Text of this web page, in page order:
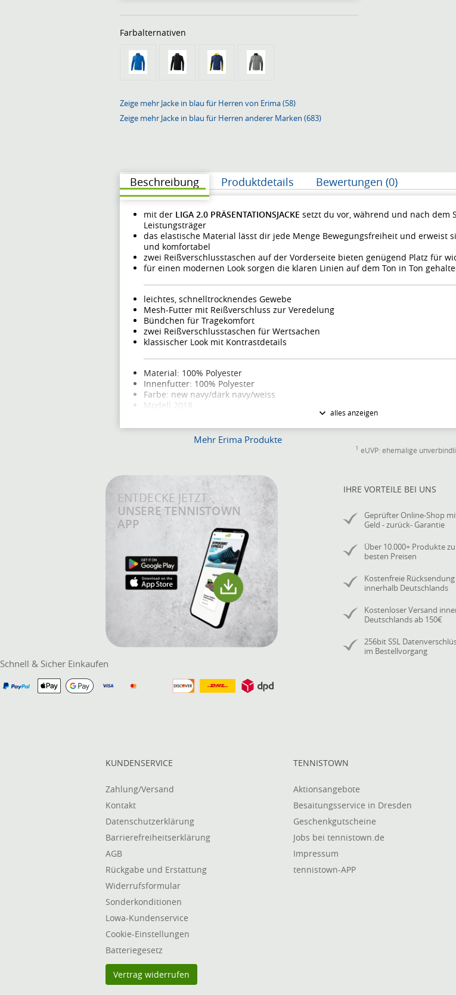
Farbalternativen
Zeige mehr Jacke in blau für Herren von Erima (58)
Zeige mehr Jacke in blau für Herren anderer Marken (683)
Beschreibung Produktdetails Bewertungen (0)
mit der LIGA 2.0 PRÄSENTATIONSJACKE setzt du vor, während und nach dem
Leistungsträger
das elastische Material lässt dir jede Menge Bewegungsfreiheit und erweist
und komfortabel
zwei Reißverschlusstaschen auf der Vorderseite bieten genügend Platz für
für einen modernen Look sorgen die klaren Linien auf dem Ton in Ton
leichtes, schnelltrocknendes Gewebe
Mesh-Futter mit Reißverschluss zur Veredelung
Bündchen für Tragekomfort
zwei Reißverschlusstaschen für Wertsachen
klassischer Look mit Kontrastdetails
Material: 100% Polyester
Innenfutter: 100% Polyester
Farbe: new navy/dark navy/weiss
Modell 2018
Preisalarm für Erima Trainingsjacke Liga 2.0 dunkelblau/weiss Herren
alles anzeigen
Mehr Erima Produkte
1 eUVP: ehemalige
ENTDECKE JETZT
UNSERE TENNISTOWN
APP
IHRE VORTEILE BEI UNS
Geprüfter Online-Shop
Geld - zurück- Garantie
Über 10.000+ Produkte zu
besten Preisen
Kostenfreie Rücksendung
innerhalb Deutschlands
Kostenloser Versand
Deutschlands ab 150€
256bit SSL
im Bestellvorgang
Schnell & Sicher Einkaufen
KUNDENSERVICE
Zahlung/Versand
Kontakt
Datenschutzerklärung
Barrierefreiheitserklärung
AGB
Rückgabe und Erstattung
Widerrufsformular
Sonderkonditionen
Lowa-Kundenservice
Cookie-Einstellungen
Batteriegesetz
Vertrag widerrufen
TENNISTOWN
Aktionsangebote
Besaitungsservice in Dresden
Geschenkgutscheine
Jobs bei tennistown.de
Impressum
tennistown-APP